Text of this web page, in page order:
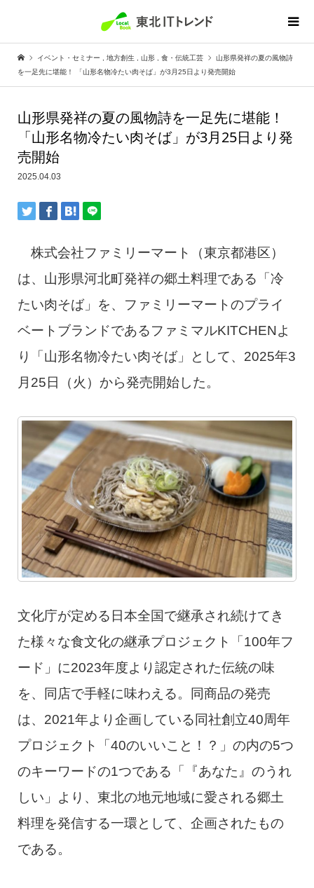
イベント・セミナー 地方創生 山形 食・伝統工芸
山形県発祥の夏の風物詩
を一足先に堪能！ 「山形名物冷たい肉そば」が3月25日より発売開始
山形県発祥の夏の風物詩を一足先に堪能！
「山形名物冷たい肉そば」が3月25日より発
売開始
2025.04.03
株式会社ファミリーマート（東京都港区）
は、山形県河北町発祥の郷土料理である「冷
たい肉そば」を、ファミリーマートのプライ
ベートブランドであるファミマルKITCHENよ
り「山形名物冷たい肉そば」として、2025年3
月25日（火）から発売開始した。
文化庁が定める日本全国で継承され続けてき
た様々な食文化の継承プロジェクト「100年フ
ード」に2023年度より認定された伝統の味
を、同店で手軽に味わえる。同商品の発売
は、2021年より企画している同社創立40周年
プロジェクト「40のいいこと！？」の内の5つ
のキーワードの1つである「『あなた』のうれ
しい」より、東北の地元地域に愛される郷土
料理を発信する一環として、企画されたもの
である。